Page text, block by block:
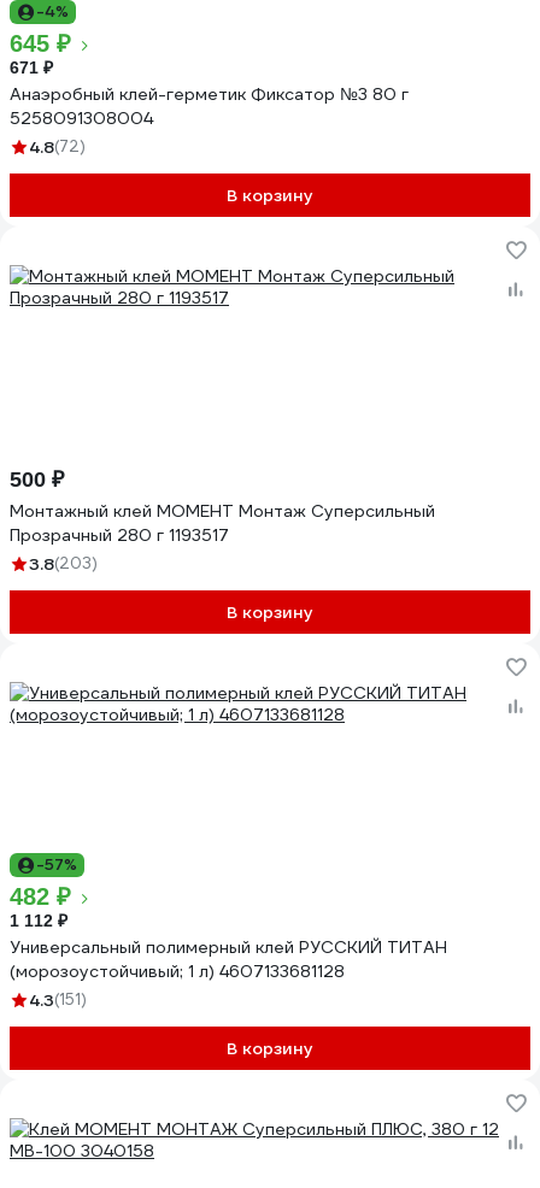
-4%
645 ₽
671 ₽
Анаэробный клей-герметик Фиксатор №3 80 г
5258091308004
4.8(72)
В корзину
500 ₽
Монтажный клей МОМЕНТ Монтаж Суперсильный
Прозрачный 280 г 1193517
3.8(203)
В корзину
-57%
482 ₽
1 112 ₽
Универсальный полимерный клей РУССКИЙ ТИТАН
(морозоустойчивый; 1 л) 4607133681128
4.3(151)
В корзину